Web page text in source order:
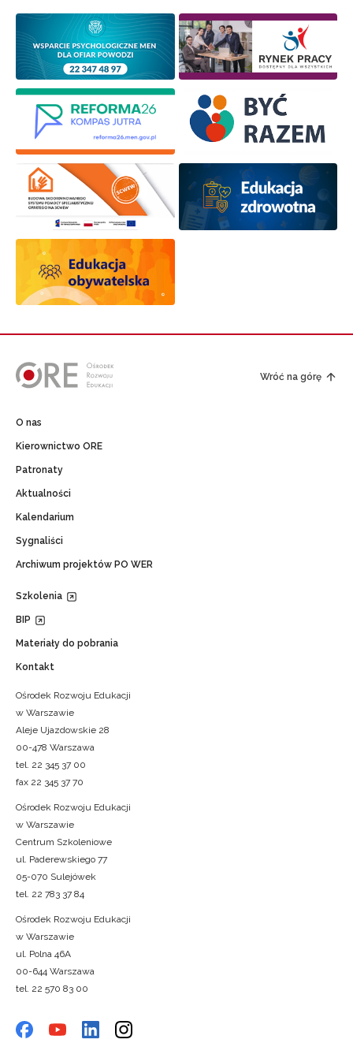
Wróć na górę
O nas
Kierownictwo ORE
Patronaty
Aktualności
Kalendarium
Sygnaliści
Archiwum projektów PO WER
Szkolenia
BIP
Materiały do pobrania
Kontakt
Ośrodek Rozwoju Edukacji
w Warszawie
Aleje Ujazdowskie 28
00-478 Warszawa
tel. 22 345 37 00
fax 22 345 37 70
Ośrodek Rozwoju Edukacji
w Warszawie
Centrum Szkoleniowe
ul. Paderewskiego 77
05-070 Sulejówek
tel. 22 783 37 84
Ośrodek Rozwoju Edukacji
w Warszawie
ul. Polna 46A
00-644 Warszawa
tel. 22 570 83 00